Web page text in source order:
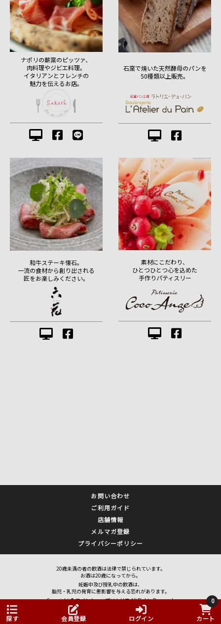
探す 会員登録 ログイン
0
カート
ナポリの薪窯のピッツァ、
肉料理やジビエ料理。
イタリアンとフレンチの
魅力を伝えるお店。
石窯で焼いた天然酵母のパンを
50種類以上販売。
和牛ステーキ懐石。
一流の食材から創り出される
匠をお楽しみください。
素材にこだわり、
ひとつひとつ心を込めた
手作りパティスリー
お問い合わせ
ご利用ガイド
店舗情報
メルマガ登録
プライバシーポリシー
20歳未満の者の飲酒は法律で禁じられています。
お酒は20歳になってから。
妊娠中及び授乳中の飲酒は、
胎児・乳児の発育に悪影響を与える恐れがあります。
Copyright © ワインショップソムリエ All Rights Reserved.